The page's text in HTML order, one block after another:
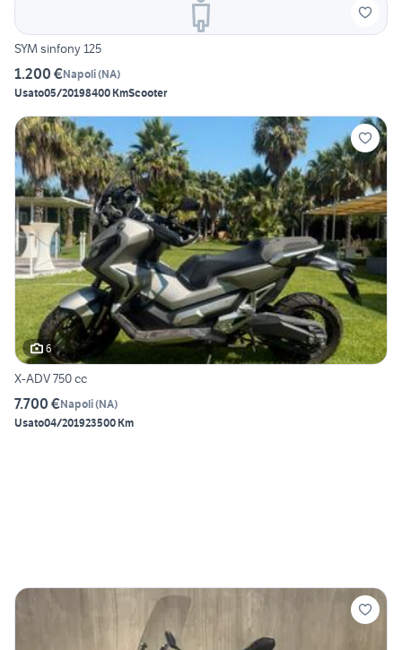
SYM sinfony 125
1.200 €Napoli(NA)
Usato05/20198400 KmScooter
6
X-ADV 750 cc
7.700 €Napoli(NA)
Usato04/201923500 Km